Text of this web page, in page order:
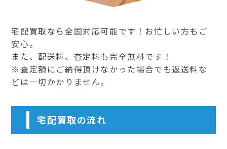
宅配買取なら全国対応可能です！お忙しい方もご
安心。
また、配送料、査定料も完全無料です！
※査定額にご納得頂けなかった場合でも返送料な
どは一切かかりません。
宅配買取の流れ